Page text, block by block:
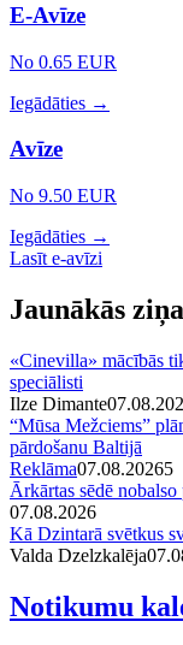
E-Avīze
No 0.65 EUR
Iegādāties →
Avīze
No 9.50 EUR
Iegādāties →
Lasīt e-avīzi
Jaunākās
«Cinevilla» mācībās
speciālisti
Ilze Dimante
“Mūsa Mežciems”
pārdošanu Baltijā
Reklāma07.08.20265
Ārkārtas sēdē
07.08.2026
Kā Dzintarā svētkus
Valda Dzelzkalēja
Notikumu